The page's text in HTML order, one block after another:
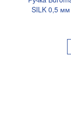
SILK 0,5 мм